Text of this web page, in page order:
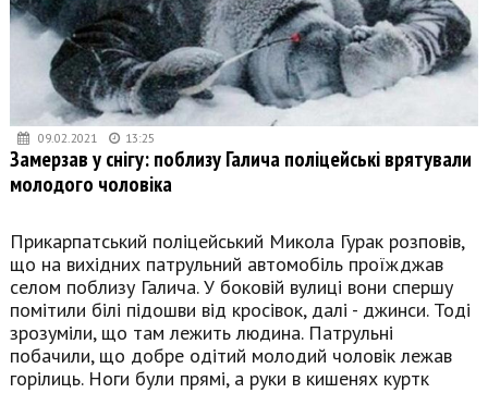
09.02.2021 13:25
Замерзав у снігу: поблизу Галича поліцейські врятували
молодого чоловіка
Прикарпатський поліцейський Микола Гурак розповів,
що на вихідних патрульний автомобіль проїжджав
селом поблизу Галича. У боковій вулиці вони спершу
помітили білі підошви від кросівок, далі - джинси. Тоді
зрозуміли, що там лежить людина. Патрульні
побачили, що добре одітий молодий чоловік лежав
горілиць. Ноги були прямі, а руки в кишенях куртк